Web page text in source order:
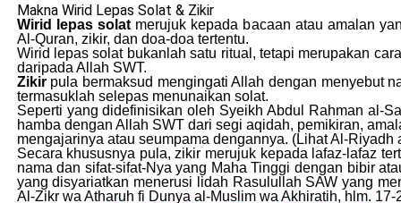
Makna Wirid Lepas Solat & Zikir
Wirid lepas solat merujuk kepada bacaan atau amalan
Al-Quran, zikir, dan doa-doa tertentu.
Wirid lepas solat bukanlah satu ritual, tetapi merupakan
daripada Allah SWT.
Zikirpula bermaksud mengingati Allah dengan menyebut
termasuklah selepas menunaikan solat.
Seperti yang didefinisikan oleh Syeikh Abdul Rahman al-
hamba dengan Allah SWT dari segi aqidah, pemikiran,
mengajarinya atau seumpama dengannya. (Lihat Al-Riyadh
Secara khususnya pula, zikir merujuk kepada lafaz-lafaz
nama dan sifat-sifat-Nya yang Maha Tinggi dengan bibir
yang disyariatkan menerusi lidah Rasulullah SAW yang
Al-Zikr wa Atharuh fi Dunya al-Muslim wa Akhiratih, hlm. 17-